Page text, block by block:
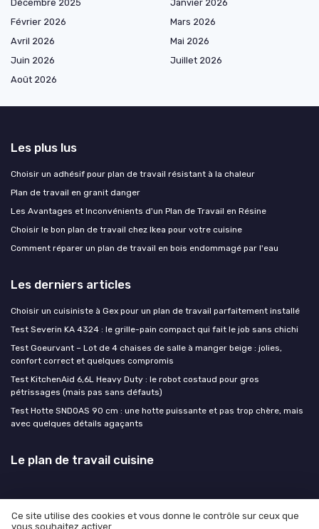
Décembre 2025
Janvier 2026
Février 2026
Mars 2026
Avril 2026
Mai 2026
Juin 2026
Juillet 2026
Août 2026
Les plus lus
Choisir un adhésif pour plan de travail résistant à la chaleur
Plan de travail en granit danger
Les Avantages et Inconvénients d'un Plan de Travail en Résine
Choisir le bon plan de travail chez Ikea pour votre cuisine
Comment réparer un plan de travail en bois endommagé par l'eau
Les derniers articles
Choisir un cuisiniste à Gex pour un plan de travail parfaitement installé
Test Severin KA 4324 : le grille-pain compact qui fait le job sans chichi
Test Goeurvant – Lot de 4 chaises de salle à manger beige : jolies,
confort correct et quelques compromis
Test KitchenAid 6,6L Heavy Duty : le robot costaud pour gros
pétrissages (mais pas sans défauts)
Test Hotte SNDOAS 90 cm : une hotte puissante et pas trop chère, mais
avec quelques détails agaçants
Le plan de travail cuisine
Ce site utilise des cookies et vous donne le contrôle sur ceux que
vous souhaitez activer